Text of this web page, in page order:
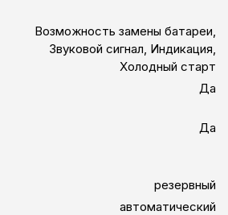
Возможность замены батареи,
Звуковой сигнал, Индикация,
Холодный старт
Да
Да
резервный
автоматический